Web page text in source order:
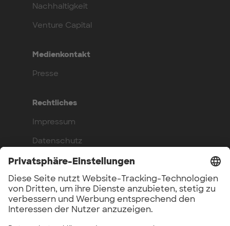
Nachhaltigkeit
Venture Capital
Medienkontakt
Presse
Rechtliches
Impressum
Datenschutz
Compliance
Arbeite bei uns
Benefits